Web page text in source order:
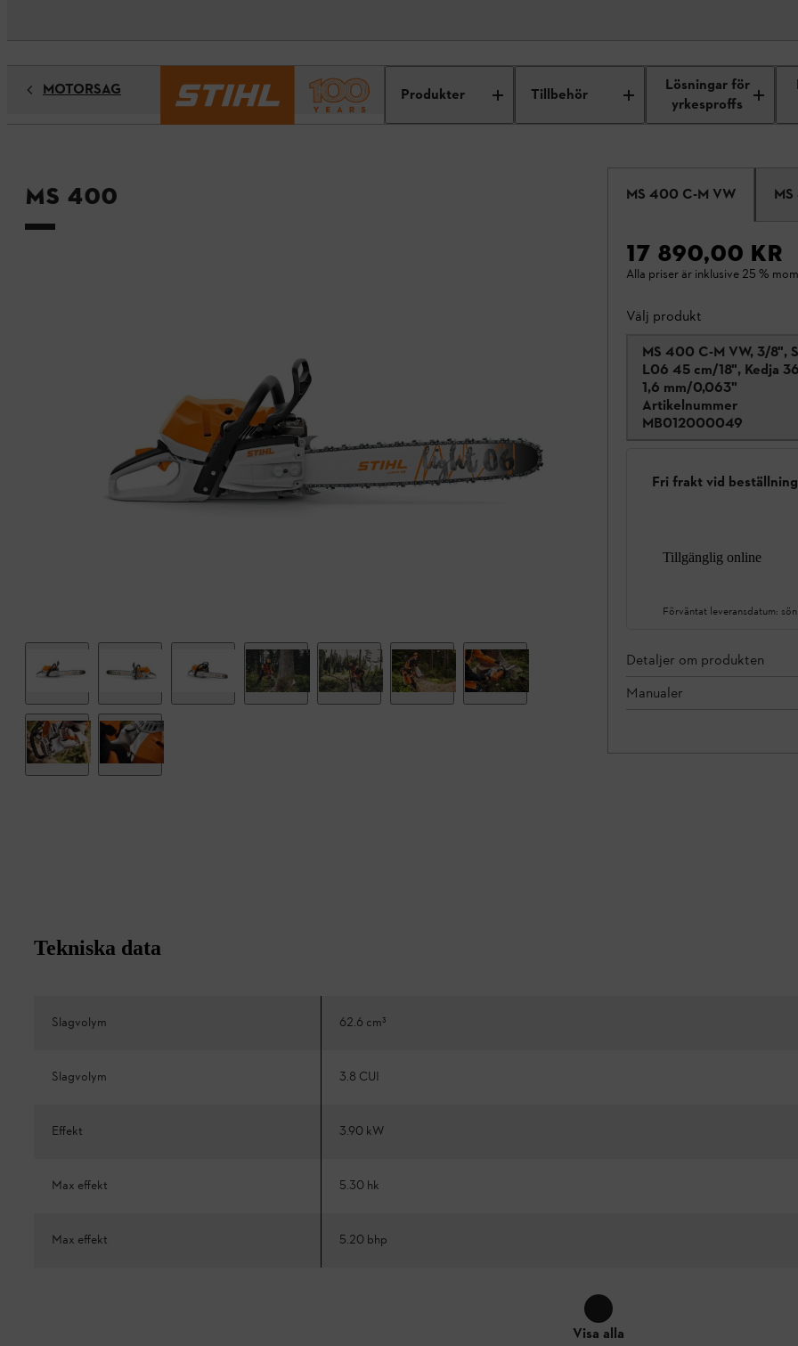
Produkter Tillbehör
Lösningar för
yrkesproffs
MOTORSÅG
MS 400 MS 400 C-M VW
17 890,00 KR
Alla priser är inklusive 25 %
Välj produkt
MS 400 C-M VW, 3/8",
L06 45 cm/18", Kedja
1,6 mm/0,063"
Artikelnummer
MB012000049
Fri frakt vid
Tillgänglig online
Förväntat leveransdatum:
Detaljer om produkten
Manualer
Tekniska data
Slagvolym 62.6 cm³
Slagvolym 3.8 CUI
Effekt 3.90 kW
Max effekt 5.30 hk
Max effekt 5.20 bhp
Visa alla